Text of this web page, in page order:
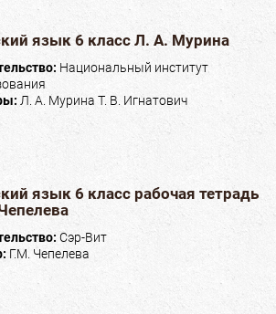
язык 6 класс Л. А. Мурина
Национальный институт
Л. А. Мурина Т. В. Игнатович
язык 6 класс рабочая тетрадь
Сэр-Вит
Г.М. Чепелева